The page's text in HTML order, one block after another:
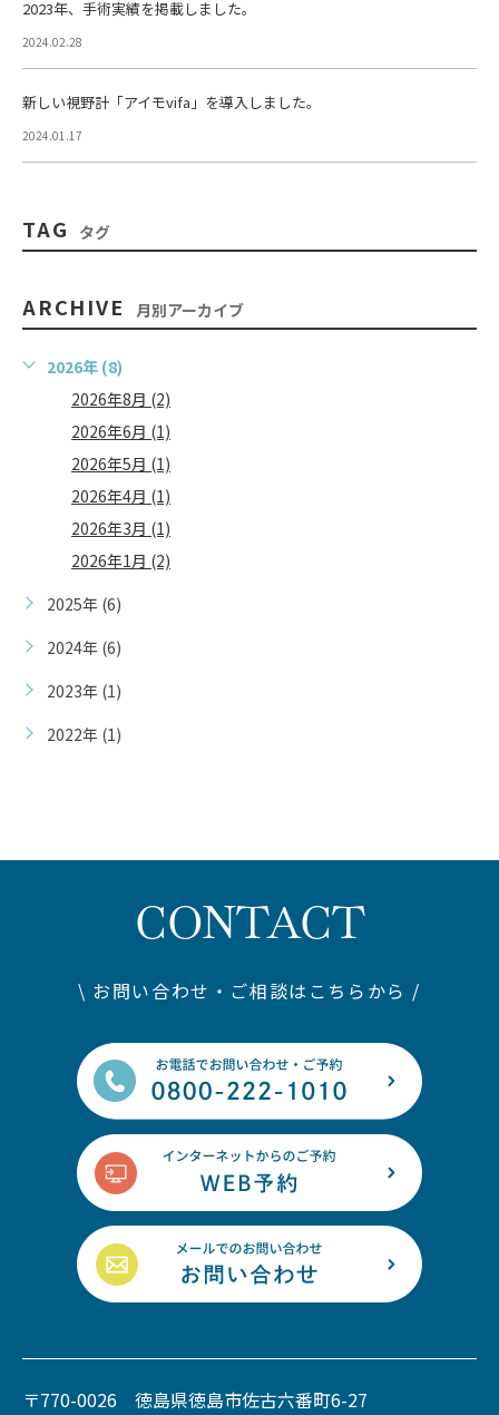
2023年、手術実績を掲載しました。
2024.02.28
新しい視野計「アイモvifa」を導入しました。
2024.01.17
TAG タグ
ARCHIVE 月別アーカイブ
2026年 (8)
2026年8月 (2)
2026年6月 (1)
2026年5月 (1)
2026年4月 (1)
2026年3月 (1)
2026年1月 (2)
2025年 (6)
2024年 (6)
2023年 (1)
2022年 (1)
CONTACT
\ お問い合わせ・ご相談はこちらから /
〒770-0026 徳島県徳島市佐古六番町6-27